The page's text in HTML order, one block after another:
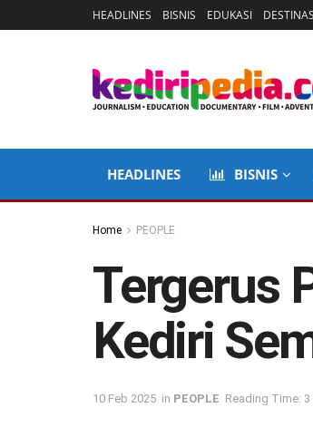
HEADLINES BISNIS EDUKASI
HEADLINES BISNIS
Home PEOPLE
Tergerus
Kediri
10 Feb 2025 in PEOPLE Reading Time: 3